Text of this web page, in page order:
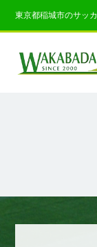
東京都稲城市のサッ